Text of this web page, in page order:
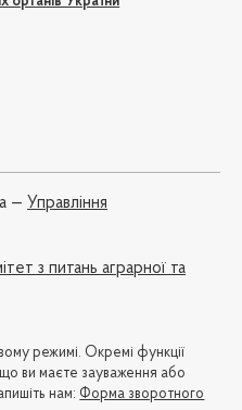
— Управління
з питань аграрної та
режимі. Окремі функції
ви маєте зауваження або
нам: Форма зворотного